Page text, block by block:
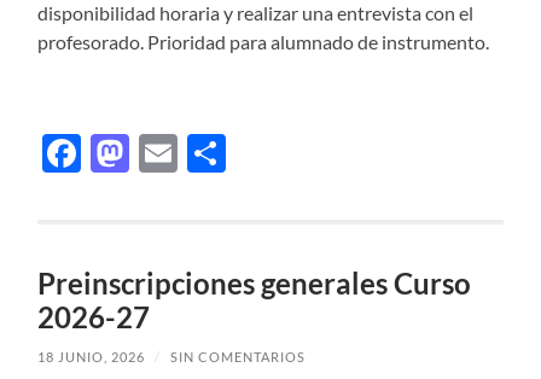
disponibilidad horaria y realizar una entrevista con el
profesorado. Prioridad para alumnado de instrumento.
Facebook
Mastodon
Email
Preinscripciones generales Curso
2026-27
18 JUNIO, 2026 / SIN COMENTARIOS